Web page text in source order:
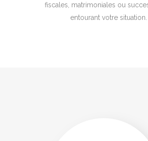
fiscales, matrimoniales ou
entourant votre situation.